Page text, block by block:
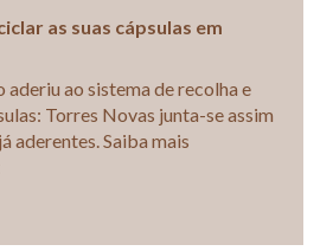
as suas cápsulas em
ao sistema de recolha e
Torres Novas junta-se assim
aderentes. Saiba mais